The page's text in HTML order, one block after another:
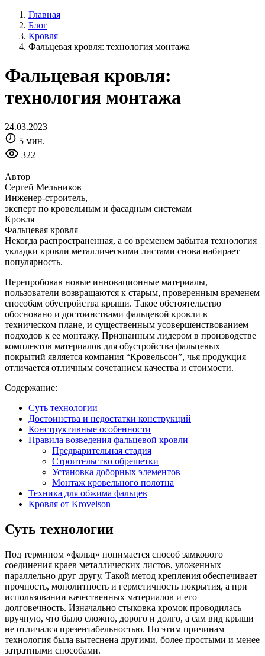
Главная
Блог
Кровля
Фальцевая кровля: технология монтажа
Фальцевая кровля:
технология монтажа
24.03.2023
5 мин.
322
Автор
Сергей Мельников
Инженер-строитель,
эксперт по кровельным и фасадным системам
Кровля
Фальцевая кровля
Некогда распространенная, а со временем забытая технология
укладки кровли металлическими листами снова набирает
популярность.
Перепробовав новые инновационные материалы,
пользователи возвращаются к старым, проверенным временем
способам обустройства крыши. Такое обстоятельство
обосновано и достоинствами фальцевой кровли в
техническом плане, и существенным усовершенствованием
подходов к ее монтажу. Признанным лидером в производстве
комплектов материалов для обустройства фальцевых
покрытий является компания “Кровельсон”, чья продукция
отличается отличным сочетанием качества и стоимости.
Содержание:
Суть технологии
Достоинства и недостатки конструкций
Конструктивные особенности
Правила возведения фальцевой кровли
Предварительная стадия
Строительство обрешетки
Установка доборных элементов
Монтаж кровельного полотна
Техника для обжима фальцев
Кровля от Krovelson
Суть технологии
Под термином «фальц» понимается способ замкового
соединения краев металлических листов, уложенных
параллельно друг другу. Такой метод крепления обеспечивает
прочность, монолитность и герметичность покрытия, а при
использовании качественных материалов и его
долговечность. Изначально стыковка кромок проводилась
вручную, что было сложно, дорого и долго, а сам вид крыши
не отличался презентабельностью. По этим причинам
технология была вытеснена другими, более простыми и менее
затратными способами.